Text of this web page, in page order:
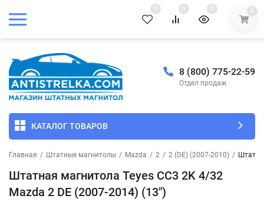
0 0 0 0
8 (800) 775-22-59
Отдел продаж
КАТАЛОГ ТОВАРОВ
Главная / Штатные магнитолы / Mazda / 2 / 2 (DE) (2007-2010) /
Штатная магнитола Teyes CC3 2K 4/32
Mazda 2 DE (2007-2014) (13")